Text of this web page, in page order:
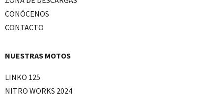
CONÓCENOS
CONTACTO
NUESTRAS MOTOS
LINKO 125
NITRO WORKS 2024